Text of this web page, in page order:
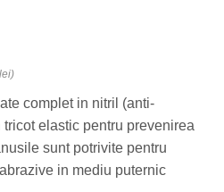
complet in nitril (anti-
elastic pentru prevenirea
sunt potrivite pentru
in mediu puternic